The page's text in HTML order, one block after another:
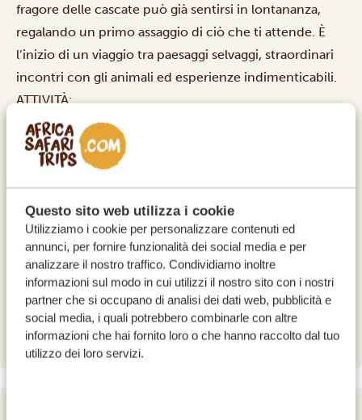
Questo sito web utilizza i cookie
Utilizziamo i cookie per personalizzare contenuti ed
annunci, per fornire funzionalità dei social media e per
analizzare il nostro traffico. Condividiamo inoltre
informazioni sul modo in cui utilizzi il nostro sito con i nostri
partner che si occupano di analisi dei dati web, pubblicità e
social media, i quali potrebbero combinarle con altre
informazioni che hai fornito loro o che hanno raccolto dal tuo
utilizzo dei loro servizi.
fragore delle cascate può già sentirsi in lontananza,
regalando un primo assaggio di ciò che ti attende. È
l’inizio di un viaggio tra paesaggi selvaggi, straordinari
incontri con gli animali ed esperienze indimenticabili.
ATTIVITÀ:
Visita guidata dello storico ponte delle
Cascate Vittoria
ALLOGGI:
GOLD Ilala Lodge Hotel (ZW)
PLATINUM The Palm River Hotel (ZW)
DIAMOND LUXURY Mbano Manor Hotel (ZW)